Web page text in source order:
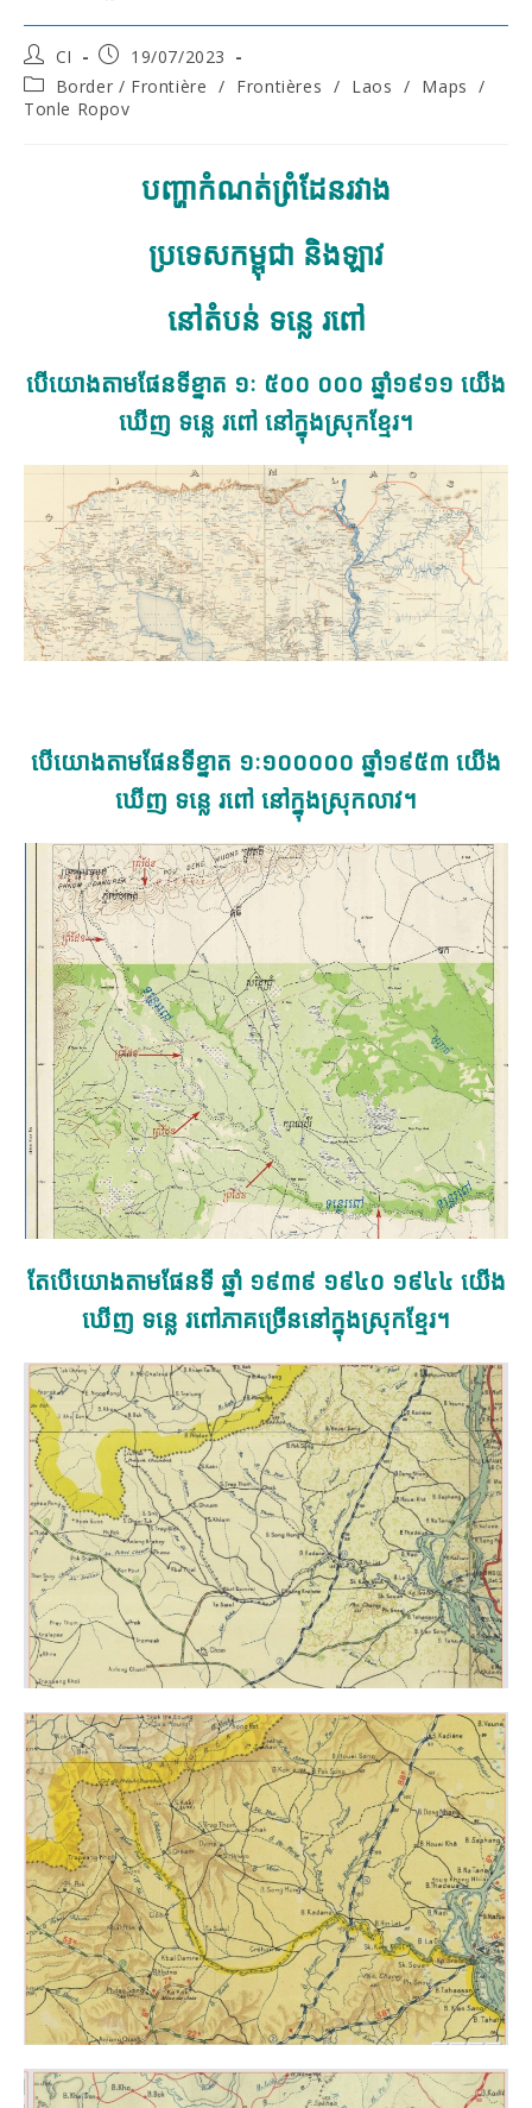
Post
author:
CI
Post
published:
19/07/2023
Post
category:
Border / Frontière / Frontières / Laos / Maps /
Tonle Ropov
បញ្ហាកំណត់ព្រំដែនរវាង
ប្រទេសកម្ពុជា និងឡាវ
នៅតំបន់ ទន្លេ រពៅ
បើយោងតាមផែនទីខ្នាត ១ៈ ៥០០ ០០០ ឆ្នាំ១៩១១ យើង
ឃើញ ទន្លេ រពៅ នៅក្នុងស្រុកខ្មែរ។
បើយោងតាមផែនទីខ្នាត ១ៈ១០០០០០ ឆ្នាំ១៩៥៣ យើង
ឃើញ ទន្លេ រពៅ នៅក្នុងស្រុកលាវ។
តែបើយោងតាមផែនទី ឆ្នាំ ១៩៣៩ ១៩៤០ ១៩៤៤ យើង
ឃើញ ទន្លេ រពៅភាគច្រើននៅក្នុងស្រុកខ្មែរ។